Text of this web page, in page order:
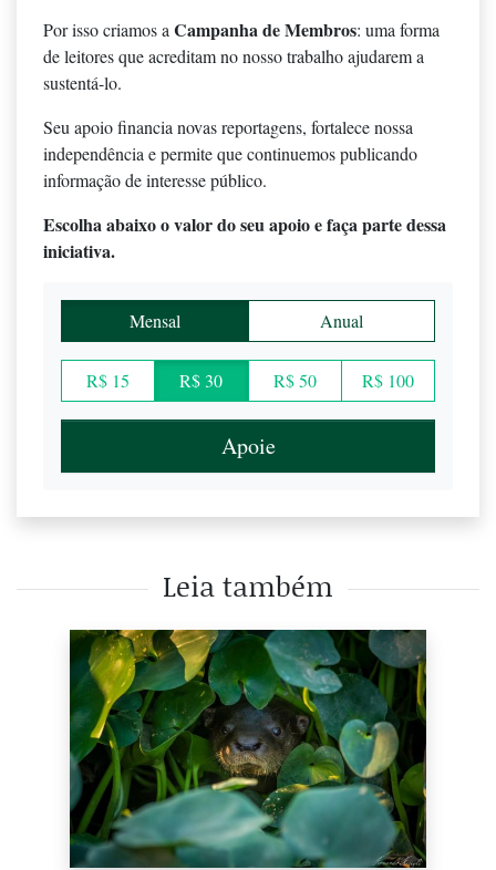
Por isso criamos a Campanha de Membros: uma forma
de leitores que acreditam no nosso trabalho ajudarem a
sustentá-lo.
Seu apoio financia novas reportagens, fortalece nossa
independência e permite que continuemos publicando
informação de interesse público.
Escolha abaixo o valor do seu apoio e faça parte dessa
iniciativa.
Mensal Anual
R$ 15 R$ 30 R$ 50 R$ 100
Apoie
Leia também